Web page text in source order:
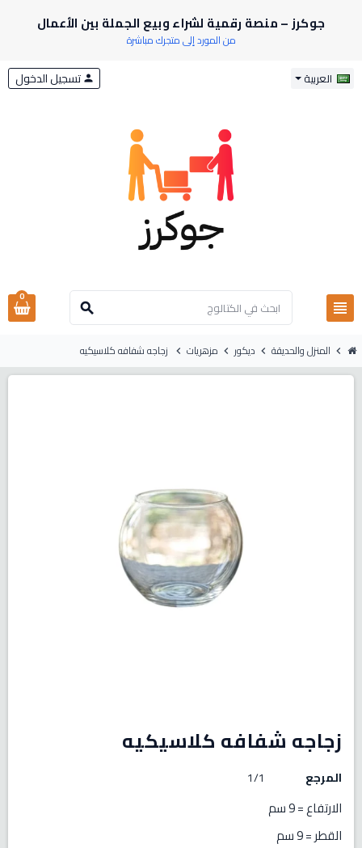
جوكرز – منصة رقمية لشراء وبيع الجملة بين الأعمال
من المورد إلى متجرك مباشرة
العربية
view_headline
search
person تسجيل الدخول
0
chevron_right المنزل والحديقة chevron_right ديكور chevron_right مزهريات chevron_right زجاجه شفافه كلاسيكيه
زجاجه شفافه كلاسيكيه
المرجع 1/1
الارتفاع = 9 سم
القطر = 9 سم